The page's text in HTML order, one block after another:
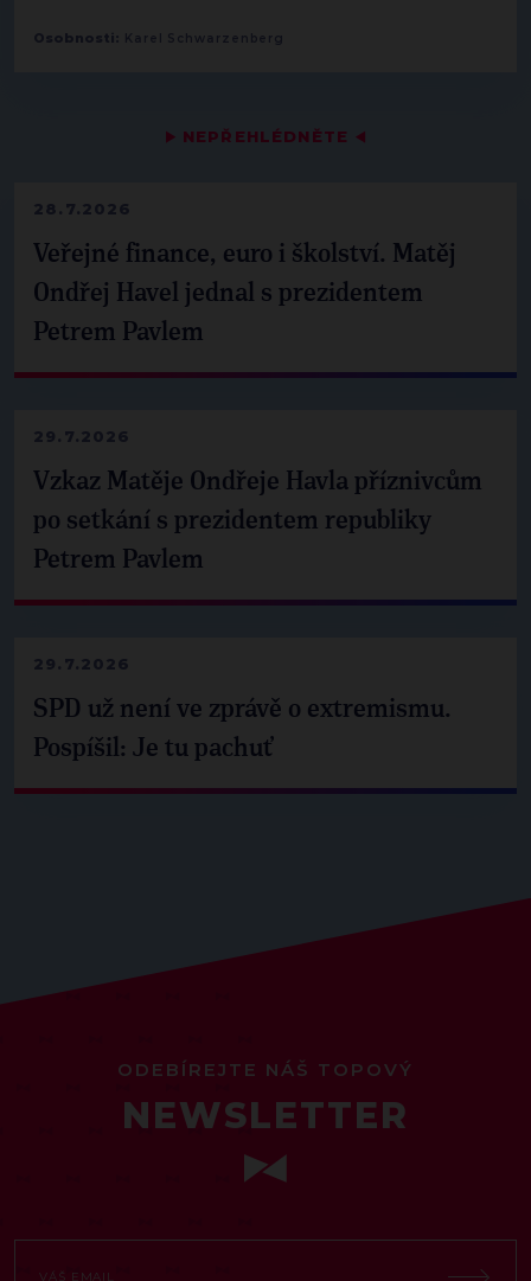
▶ NEPŘEHLÉDNĚTE ◀
28.7.2026
Veřejné finance, euro i školství. Matěj
Ondřej Havel jednal s prezidentem
Petrem Pavlem
29.7.2026
Vzkaz Matěje Ondřeje Havla příznivcům
po setkání s prezidentem republiky
Petrem Pavlem
29.7.2026
SPD už není ve zprávě o extremismu.
Pospíšil: Je tu pachuť
Osobnosti: Karel Schwarzenberg
ODEBÍREJTE NÁŠ TOPOVÝ
NEWSLETTER